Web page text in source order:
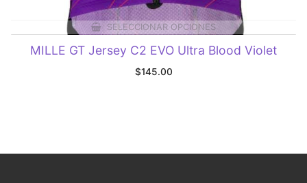
SELECCIONAR OPCIONES
MILLE GT Jersey C2 EVO Ultra Blood Violet
$145.00